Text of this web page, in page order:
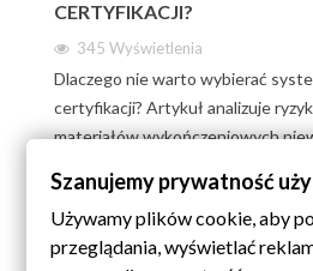
CERTYFIKACJI?
345 Wyświetlenia
Dlaczego nie warto wybierać
certyfikacji? Artykuł analizuje
materiałów wykończeniowych
systemów elewacyjnych bez
profesjonalne atesty techniczne
bezpieczeństwo i trwałość
Szanujemy prywatność
Używamy plików cookie, aby
przeglądania, wyświetlać